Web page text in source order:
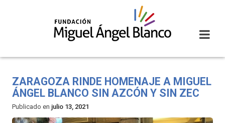
ZARAGOZA RINDE HOMENAJE A MIGUEL
ÁNGEL BLANCO SIN AZCÓN Y SIN ZEC
Publicado en julio 13, 2021